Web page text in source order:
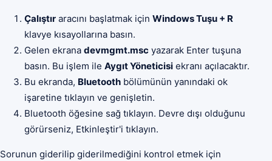
Çalıştır aracını başlatmak için Windows Tuşu + R
klavye kısayollarına basın.
Gelen ekrana devmgmt.msc yazarak Enter tuşuna
basın. Bu işlem ile Aygıt Yöneticisi ekranı açılacaktır.
Bu ekranda, Bluetooth bölümünün yanındaki ok
işaretine tıklayın ve genişletin.
Bluetooth öğesine sağ tıklayın. Devre dışı olduğunu
görürseniz, Etkinleştir'i tıklayın.
Sorunun giderilip giderilmediğini kontrol etmek için